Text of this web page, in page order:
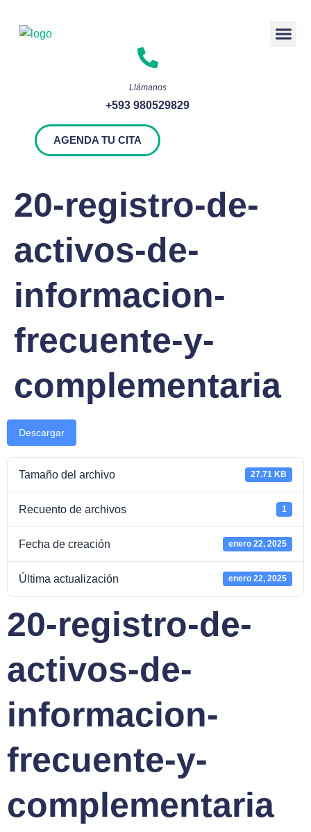
Llámanos
+593 980529829
AGENDA TU CITA
20-registro-de-
activos-de-
informacion-
frecuente-y-
complementaria
Descargar
Tamaño del archivo 27.71 KB
Recuento de archivos 1
Fecha de creación enero 22, 2025
Última actualización enero 22, 2025
20-registro-de-
activos-de-
informacion-
frecuente-y-
complementaria